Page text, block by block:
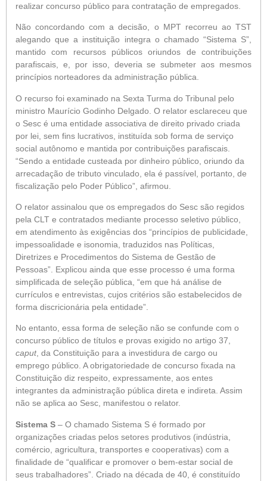
realizar concurso público para contratação de empregados.
Não concordando com a decisão, o MPT recorreu ao TST
alegando que a instituição integra o chamado “Sistema S”,
mantido com recursos públicos oriundos de contribuições
parafiscais, e, por isso, deveria se submeter aos mesmos
princípios norteadores da administração pública.
O recurso foi examinado na Sexta Turma do Tribunal pelo
ministro Maurício Godinho Delgado. O relator esclareceu que
o Sesc é uma entidade associativa de direito privado criada
por lei, sem fins lucrativos, instituída sob forma de serviço
social autônomo e mantida por contribuições parafiscais.
“Sendo a entidade custeada por dinheiro público, oriundo da
arrecadação de tributo vinculado, ela é passível, portanto, de
fiscalização pelo Poder Público”, afirmou.
O relator assinalou que os empregados do Sesc são regidos
pela CLT e contratados mediante processo seletivo público,
em atendimento às exigências dos “princípios de publicidade,
impessoalidade e isonomia, traduzidos nas Políticas,
Diretrizes e Procedimentos do Sistema de Gestão de
Pessoas”. Explicou ainda que esse processo é uma forma
simplificada de seleção pública, “em que há análise de
currículos e entrevistas, cujos critérios são estabelecidos de
forma discricionária pela entidade”.
No entanto, essa forma de seleção não se confunde com o
concurso público de títulos e provas exigido no artigo 37,
caput, da Constituição para a investidura de cargo ou
emprego público. A obrigatoriedade de concurso fixada na
Constituição diz respeito, expressamente, aos entes
integrantes da administração pública direta e indireta. Assim
não se aplica ao Sesc, manifestou o relator.
Sistema S – O chamado Sistema S é formado por
organizações criadas pelos setores produtivos (indústria,
comércio, agricultura, transportes e cooperativas) com a
finalidade de “qualificar e promover o bem-estar social de
seus trabalhadores”. Criado na década de 40, é constituído